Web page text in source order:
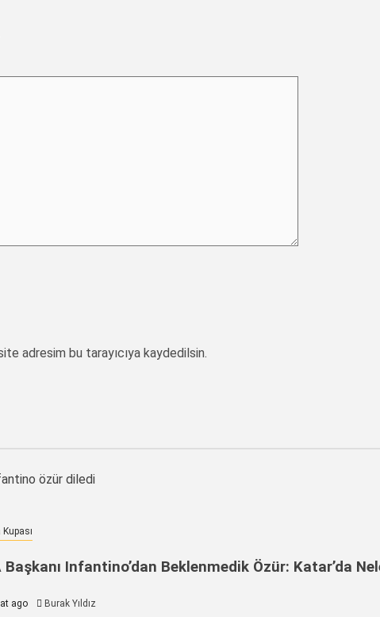
adresim bu tarayıcıya kaydedilsin.
Kupası
Başkanı Infantino’dan Beklenmedik Özür: Katar’da
ago Burak Yıldız